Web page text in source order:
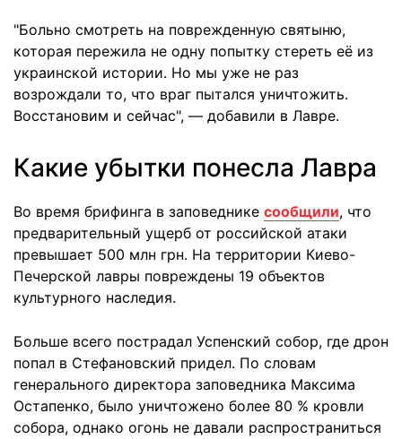
"Больно смотреть на поврежденную святыню,
которая пережила не одну попытку стереть её из
украинской истории. Но мы уже не раз
возрождали то, что враг пытался уничтожить.
Восстановим и сейчас", — добавили в Лавре.
Какие убытки понесла Лавра
Во время брифинга в заповеднике сообщили, что
предварительный ущерб от российской атаки
превышает 500 млн грн. На территории Киево-
Печерской лавры повреждены 19 объектов
культурного наследия.
Больше всего пострадал Успенский собор, где дрон
попал в Стефановский придел. По словам
генерального директора заповедника Максима
Остапенко, было уничтожено более 80 % кровли
собора, однако огонь не давали распространиться